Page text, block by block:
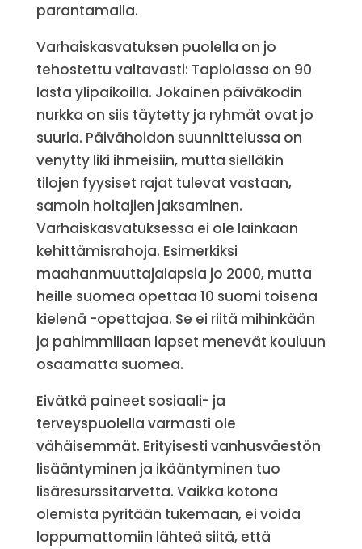
parantamalla.
Varhaiskasvatuksen puolella on jo
tehostettu valtavasti: Tapiolassa on 90
lasta ylipaikoilla. Jokainen päiväkodin
nurkka on siis täytetty ja ryhmät ovat jo
suuria. Päivähoidon suunnittelussa on
venytty liki ihmeisiin, mutta sielläkin
tilojen fyysiset rajat tulevat vastaan,
samoin hoitajien jaksaminen.
Varhaiskasvatuksessa ei ole lainkaan
kehittämisrahoja. Esimerkiksi
maahanmuuttajalapsia jo 2000, mutta
heille suomea opettaa 10 suomi toisena
kielenä -opettajaa. Se ei riitä mihinkään
ja pahimmillaan lapset menevät kouluun
osaamatta suomea.
Eivätkä paineet sosiaali- ja
terveyspuolella varmasti ole
vähäisemmät. Erityisesti vanhusväestön
lisääntyminen ja ikääntyminen tuo
lisäresurssitarvetta. Vaikka kotona
olemista pyritään tukemaan, ei voida
loppumattomiin lähteä siitä, että